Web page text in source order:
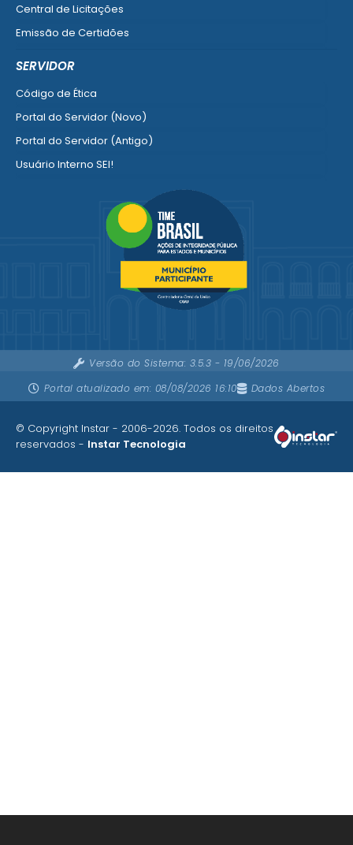
Central de Licitações
Emissão de Certidões
SERVIDOR
Código de Ética
Portal do Servidor (Novo)
Portal do Servidor (Antigo)
Usuário Interno SEI!
Portal do Segurado
Manual de Gestão Patrimonial
Ver mais serviços para o Servidor
Versão do Sistema: 3.5.3 - 19/06/2026
Portal atualizado em: 08/08/2026 16:10 Dados Abertos
© Copyright Instar - 2006-2026. Todos os direitos
reservados - Instar Tecnologia